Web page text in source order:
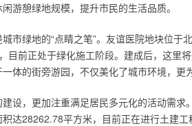
游憩绿地规模，提升市民的生活品质。
市绿地的“点睛之笔”。友谊医院地块位于
目前正处于绿化施工阶段。建成后，这里
体的街旁游园，不仅美化了城市环境，更
设，更加注重满足居民多元化的活动需
积达28262.78平方米，目前正在进行土建